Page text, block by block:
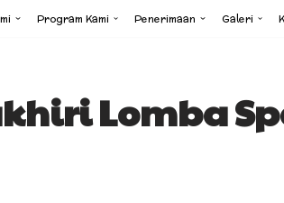
Program Kami Penerimaan Galeri
Lomba